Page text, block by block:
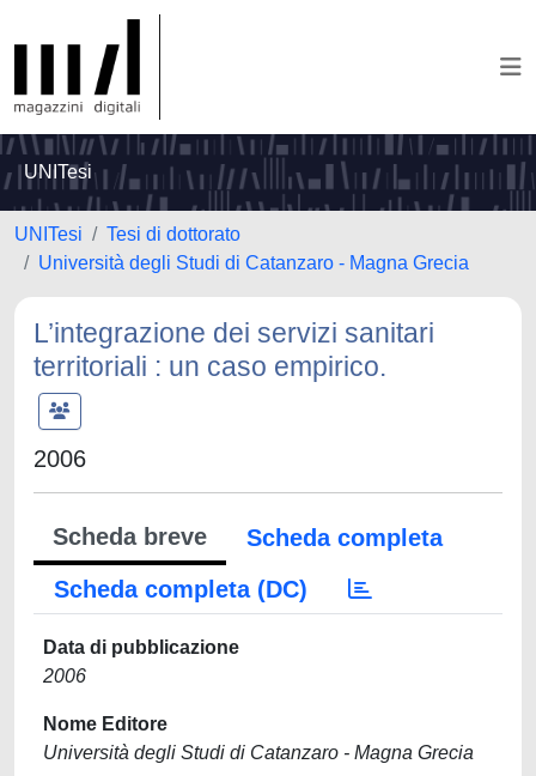
UNITesi
UNITesi
Tesi di dottorato
Università degli Studi di Catanzaro - Magna Grecia
L’integrazione dei servizi sanitari
territoriali : un caso empirico.
2006
Scheda breve
Scheda completa
Scheda completa (DC)
Data di pubblicazione
2006
Nome Editore
Università degli Studi di Catanzaro - Magna Grecia